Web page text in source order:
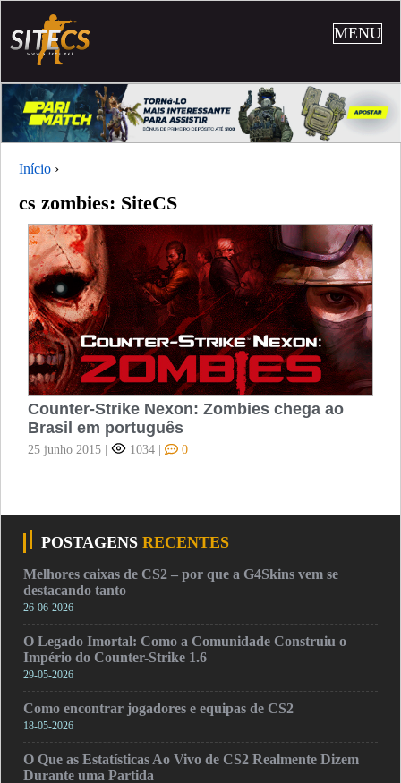
MENU
Início ›
cs zombies: SiteCS
Counter-Strike Nexon: Zombies chega ao
Brasil em português
25 junho 2015 | 1034 | 0
POSTAGENS RECENTES
Melhores caixas de CS2 – por que a G4Skins vem se
destacando tanto
26-06-2026
O Legado Imortal: Como a Comunidade Construiu o
Império do Counter-Strike 1.6
29-05-2026
Como encontrar jogadores e equipas de CS2
18-05-2026
O Que as Estatísticas Ao Vivo de CS2 Realmente Dizem
Durante uma Partida